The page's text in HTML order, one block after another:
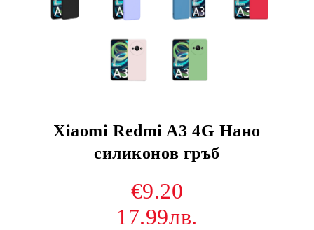
Xiaomi Redmi A3 4G Нано
силиконов гръб
€9.20
17.99лв.